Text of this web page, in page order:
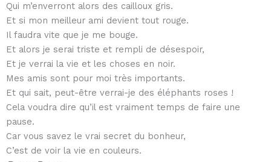
Qui m’enverront alors des cailloux gris.
Et si mon meilleur ami devient tout rouge.
Il faudra vite que je me bouge.
Et alors je serai triste et rempli de désespoir,
Et je verrai la vie et les choses en noir.
Mes amis sont pour moi très importants.
Et qui sait, peut-être verrai-je des éléphants roses !
Cela voudra dire qu’il est vraiment temps de faire une
pause.
Car vous savez le vrai secret du bonheur,
C’est de voir la vie en couleurs.